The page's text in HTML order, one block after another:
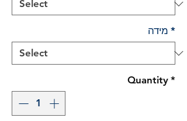
מידה *
Quantity *